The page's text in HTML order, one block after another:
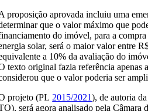
proposição aprovada incluiu uma
que o valor máximo que
do imóvel, para a compra
solar, será o maior valor entre
a 10% da avaliação do
texto original fazia referência apenas
que o valor poderia ser
projeto (PL 2015/2021), de autoria
será agora analisado pela Câmara